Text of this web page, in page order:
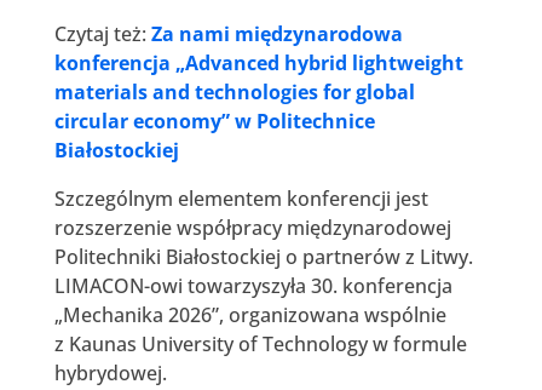
Czytaj też: Za nami międzynarodowa
konferencja „Advanced hybrid lightweight
materials and technologies for global
circular economy” w Politechnice
Białostockiej
Szczególnym elementem konferencji jest
rozszerzenie współpracy międzynarodowej
Politechniki Białostockiej o partnerów z Litwy.
LIMACON-owi towarzyszyła 30. konferencja
„Mechanika 2026”, organizowana wspólnie
z Kaunas University of Technology w formule
hybrydowej.